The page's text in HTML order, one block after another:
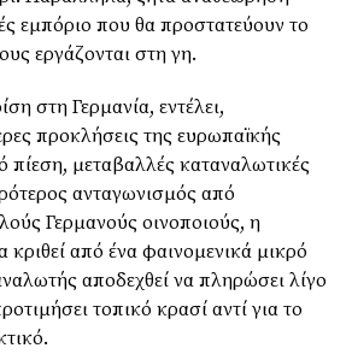
εμπόριο που θα προστατεύουν το
εργάζονται στη γη.
στη Γερμανία, εντέλει,
προκλήσεις της ευρωπαϊκής
πίεση, μεταβαλλές καταναλωτικές
ανταγωνισμός από
Γερμανούς οινοποιούς, η
κριθεί από ένα φαινομενικά μικρό
αποδεχθεί να πληρώσει λίγο
τοπικό κρασί αντί για το